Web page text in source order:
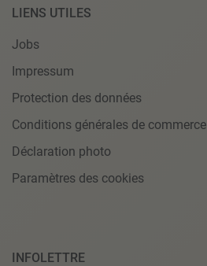
LIENS UTILES
Jobs
Impressum
Protection des données
Conditions générales de commerce
Déclaration photo
Paramètres des cookies
INFOLETTRE